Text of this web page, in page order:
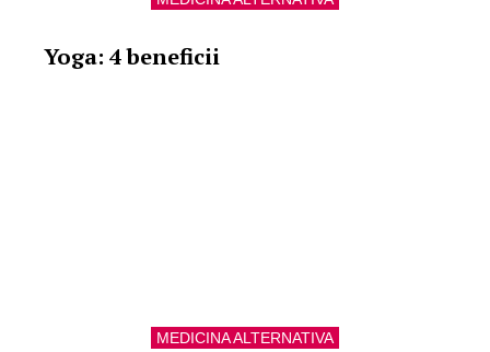
Yoga: 4 beneficii
MEDICINA ALTERNATIVA